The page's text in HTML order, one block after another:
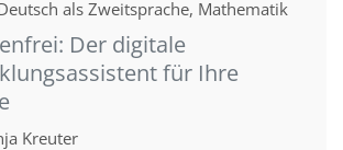
als Zweitsprache, Mathematik
Der digitale
für Ihre
Kreuter